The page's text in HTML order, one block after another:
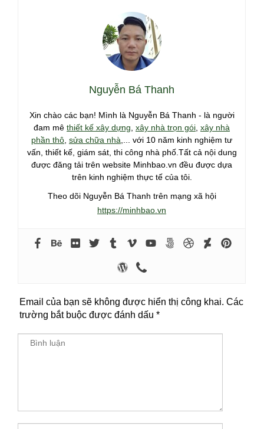
Nguyễn Bá Thanh
Xin chào các bạn! Mình là Nguyễn Bá Thanh - là người
đam mê thiết kế xây dựng, xây nhà trọn gói, xây nhà
phần thô, sửa chữa nhà,... với 10 năm kinh nghiệm tư
vấn, thiết kế, giám sát, thi công nhà phố.Tất cả nội dung
được đăng tải trên website Minhbao.vn đều được dựa
trên kinh nghiệm thực tế của tôi.
Theo dõi Nguyễn Bá Thanh trên mạng xã hội
https://minhbao.vn
Email của bạn sẽ không được hiển thị công khai. Các
trường bắt buộc được đánh dấu *